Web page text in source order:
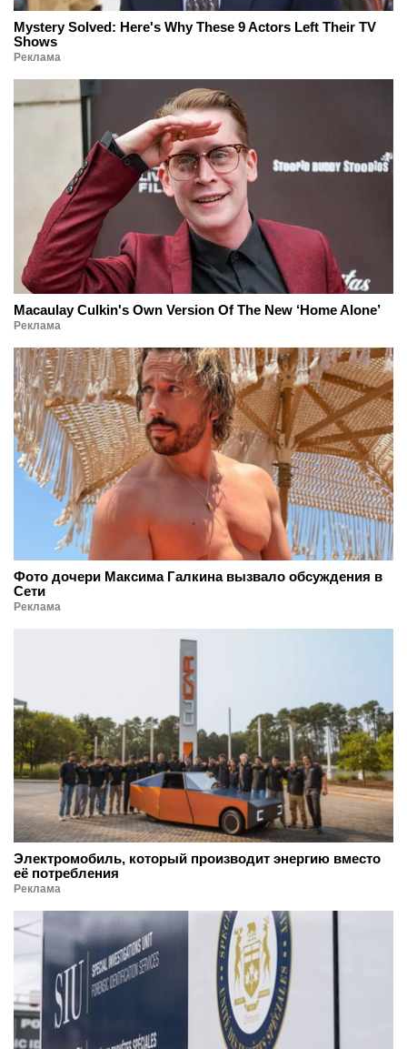
Mystery Solved: Here's Why These 9 Actors Left Their TV
Shows
Реклама
Macaulay Culkin's Own Version Of The New ‘Home Alone’
Реклама
Фото дочери Максима Галкина вызвало обсуждения в
Сети
Реклама
Электромобиль, который производит энергию вместо
её потребления
Реклама